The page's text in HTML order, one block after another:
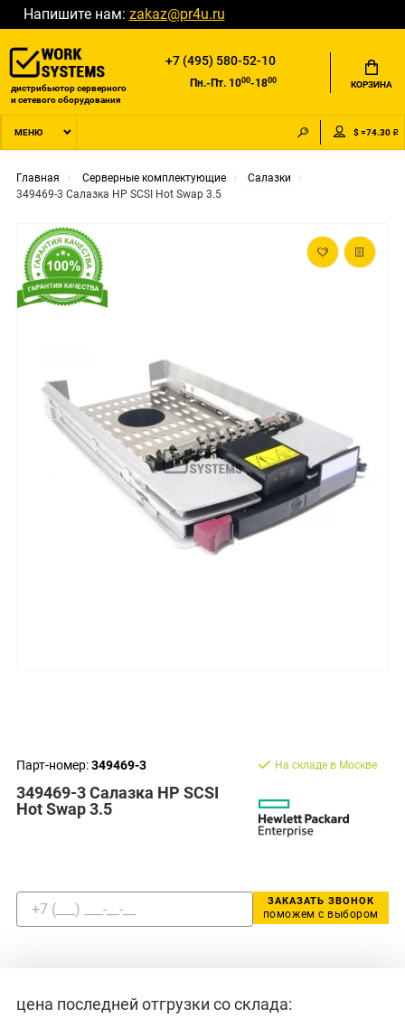
Напишите нам: zakaz@pr4u.ru
дистрибьютор серверного
и сетевого оборудования
+7 (495) 580-52-10
Пн.-Пт. 1000-1800 КОРЗИНА
МЕНЮ $ =74.30 ₽
Главная Серверные комплектующие
Салазки
349469-3 Салазка HP SCSI Hot Swap 3.5
Парт-номер:349469-3
349469-3 Салазка HP SCSI
Hot Swap 3.5
На складе в Москве
ЗАКАЗАТЬ ЗВОНОК
поможем с выбором
цена последней отгрузки со склада: